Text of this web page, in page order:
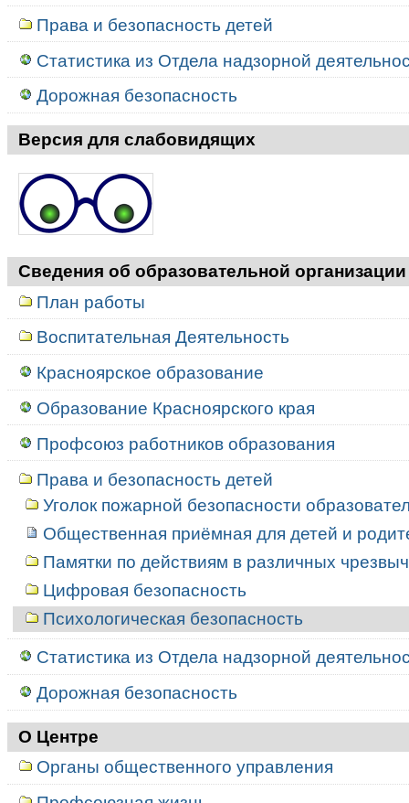
Права и безопасность детей
Статистика из Отдела надзорной
Дорожная безопасность
Версия для слабовидящих
Сведения об образовательной организации
План работы
Воспитательная Деятельность
Красноярское образование
Образование Красноярского края
Профсоюз работников образования
Права и безопасность детей
Уголок пожарной безопасности
Общественная приёмная для детей и
Памятки по действиям в различных
Цифровая безопасность
Психологическая безопасность
Статистика из Отдела надзорной
Дорожная безопасность
О Центре
Органы общественного управления